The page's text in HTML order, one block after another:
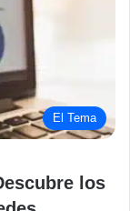
El Tema
los